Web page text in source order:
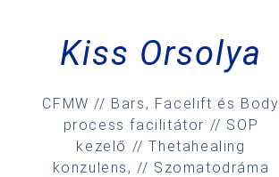
Kiss Orsolya
CFMW // Bars, Facelift és Body
process facilitátor // SOP
kezelő // Thetahealing
konzulens, // Szomatodráma